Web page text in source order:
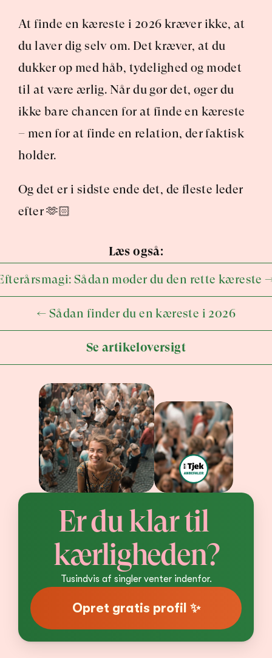
At finde en kæreste i 2026 kræver ikke, at
du laver dig selv om. Det kræver, at du
dukker op med håb, tydelighed og modet
til at være ærlig. Når du gør det, øger du
ikke bare chancen for at finde en kæreste
– men for at finde en relation, der faktisk
holder.
Og det er i sidste ende det, de fleste leder
efter 🫶🏻
Læs også:
Sådan møder du den rette kæreste
← Sådan finder du en kæreste i 2026
Se artikeloversigt
Er du klar til
kærligheden?
Tusindvis af singler venter indenfor.
Opret gratis profil ✨